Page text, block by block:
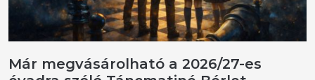
Már megvásárolható a 2026/27-es